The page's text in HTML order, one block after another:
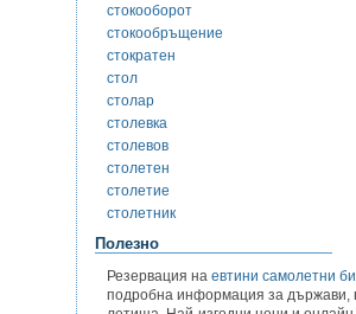
стокооборот
стокообръщение
стократен
стол
столар
столевка
столевов
столетен
столетие
столетник
Полезно
Резервация на евтини самолетни
подробна информация за държави,